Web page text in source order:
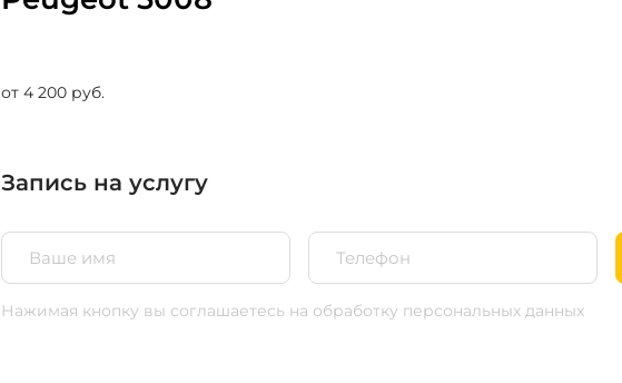
от 4 200 руб.
Запись на услугу
Нажимая кнопку вы соглашаетесь на обработку персональных данных